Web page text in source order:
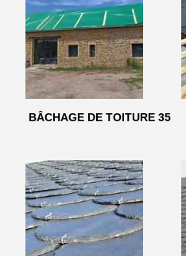
BÂCHAGE DE TOITURE 35